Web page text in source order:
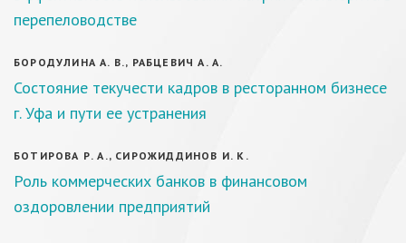
перепеловодстве
БОРОДУЛИНА А. В., РАБЦЕВИЧ А. А.
Состояние текучести кадров в ресторанном бизнесе
г. Уфа и пути ее устранения
БОТИРОВА Р. А., СИРОЖИДДИНОВ И. К.
Роль коммерческих банков в финансовом
оздоровлении предприятий